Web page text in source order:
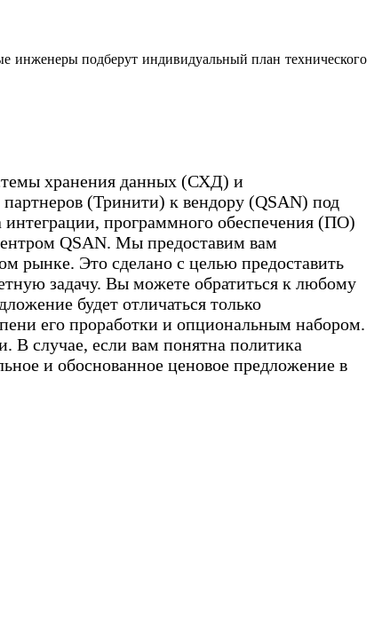
инженеры подберут индивидуальный план технического
хранения данных (СХД) и
(Тринити) к вендору (QSAN) под
интеграции, программного обеспечения (ПО)
QSAN. Мы предоставим вам
рынке. Это сделано с целью предоставить
задачу. Вы можете обратиться к любому
будет отличаться только
его проработки и опциональным набором.
В случае, если вам понятна политика
и обоснованное ценовое предложение в